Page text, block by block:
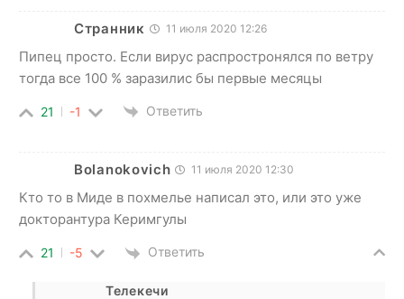
Странник 11 июля 2020 12:26
Пипец просто. Если вирус распростронялся по ветру
тогда все 100 % заразилис бы первые месяцы
21 -1 Ответить
Bolanokovich 11 июля 2020 12:30
Кто то в Миде в похмелье написал это, или это уже
докторантура Керимгулы
21 -5 Ответить
Телекечи